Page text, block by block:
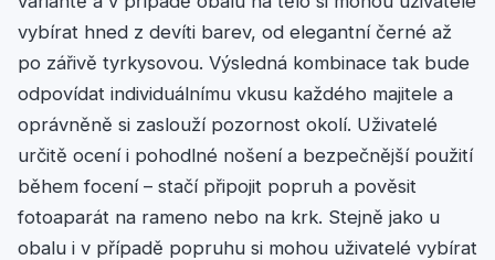
vybírat hned z devíti barev, od elegantní černé až
po zářivě tyrkysovou. Výsledná kombinace tak bude
odpovídat individuálnímu vkusu každého majitele a
oprávněně si zaslouží pozornost okolí. Uživatelé
určitě ocení i pohodlné nošení a bezpečnější použití
během focení – stačí připojit popruh a pověsit
fotoaparát na rameno nebo na krk. Stejně jako u
obalu i v případě popruhu si mohou uživatelé vybírat